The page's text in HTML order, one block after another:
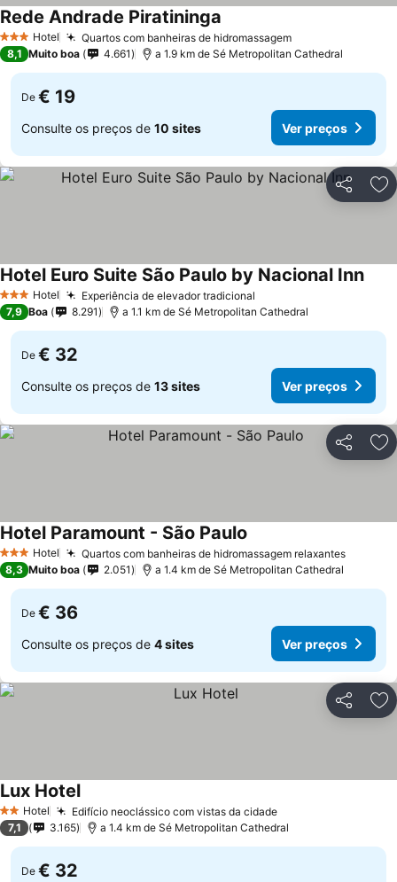
3 EstrelasHotel Quartos com banheiras de hidromassagem
Rede Andrade Piratininga
8,1 Muito boa 4.661 a 1.9 km de Sé Metropolitan Cathedral
De € 19
Consulte os preços de 10 sites Ver preços
Partilhar
3 EstrelasHotel Experiência de elevador tradicional
Hotel Euro Suite São Paulo by Nacional Inn
7,9 Boa 8.291 a 1.1 km de Sé Metropolitan Cathedral
De € 32
Consulte os preços de 13 sites Ver preços
Partilhar
3 EstrelasHotel Quartos com banheiras de hidromassagem relaxantes
Hotel Paramount - São Paulo
8,3 Muito boa 2.051 a 1.4 km de Sé Metropolitan Cathedral
De € 36
Consulte os preços de 4 sites Ver preços
Partilhar
2 Estrelas
Hotel Edifício neoclássico com vistas da cidade
Lux Hotel
7,1 3.165 a 1.4 km de Sé Metropolitan Cathedral
De € 32